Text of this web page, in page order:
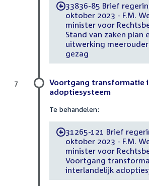
-33836-85 Brief
oktober 2023 - F.M.
minister voor
Stand van zaken plan
uitwerking
gezag
Voortgang transformatie
adoptiesysteem
Te behandelen:
-31265-121 Brief
oktober 2023 - F.M.
minister voor
Voortgang
interlandelijk
7